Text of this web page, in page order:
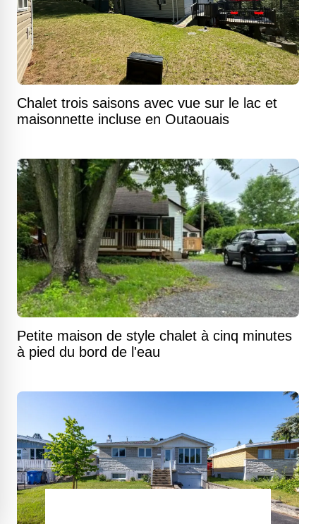
Chalet trois saisons avec vue sur le lac et
maisonnette incluse en Outaouais
Petite maison de style chalet à cinq minutes
à pied du bord de l'eau